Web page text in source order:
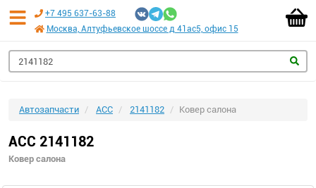
+7 495 637-63-88
Москва, Алтуфьевское шоссе д 41ас5, офис 15
Автозапчасти ACC 2141182 Ковер салона
ACC 2141182
Ковер салона